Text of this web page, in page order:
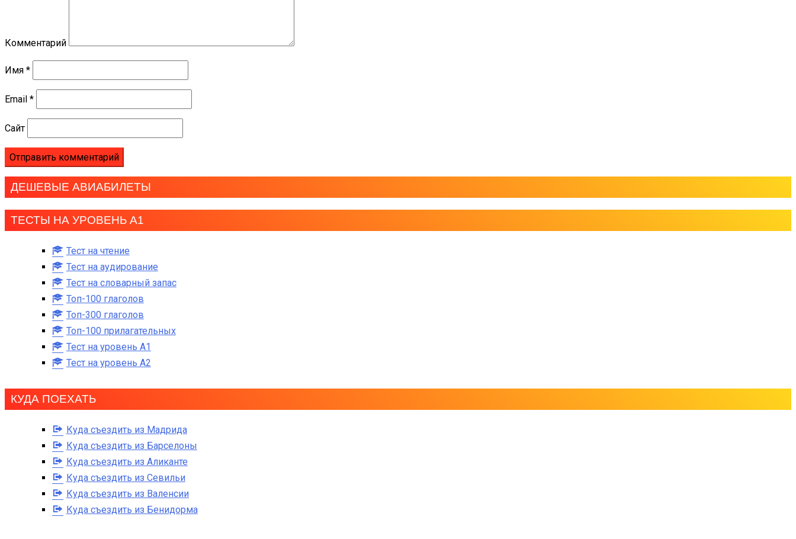
Комментарий
Имя *
Email *
Сайт
ДЕШЕВЫЕ АВИАБИЛЕТЫ
ТЕСТЫ НА УРОВЕНЬ А1
Тест на чтение
Тест на аудирование
Тест на словарный запас
Топ-100 глаголов
Топ-300 глаголов
Топ-100 прилагательных
Тест на уровень A1
Тест на уровень A2
КУДА ПОЕХАТЬ
Куда съездить из Мадрида
Куда съездить из Барселоны
Куда съездить из Аликанте
Куда съездить из Севильи
Куда съездить из Валенсии
Куда съездить из Бенидорма